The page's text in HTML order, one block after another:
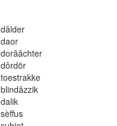
dâlder
daor
dorââchter
dôrdör
toestrakke
blindâzzik
dalik
sèffus